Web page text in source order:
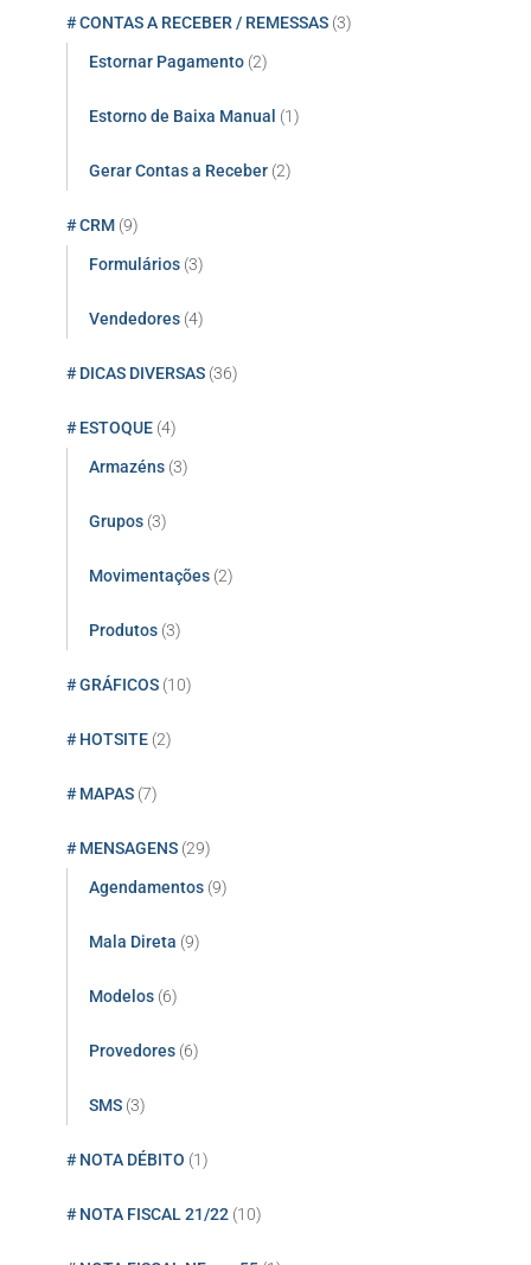
# CONTAS A RECEBER / REMESSAS (3)
Estornar Pagamento (2)
Estorno de Baixa Manual (1)
Gerar Contas a Receber (2)
# CRM (9)
Formulários (3)
Vendedores (4)
# DICAS DIVERSAS (36)
# ESTOQUE (4)
Armazéns (3)
Grupos (3)
Movimentações (2)
Produtos (3)
# GRÁFICOS (10)
# HOTSITE (2)
# MAPAS (7)
# MENSAGENS (29)
Agendamentos (9)
Mala Direta (9)
Modelos (6)
Provedores (6)
SMS (3)
# NOTA DÉBITO (1)
# NOTA FISCAL 21/22 (10)